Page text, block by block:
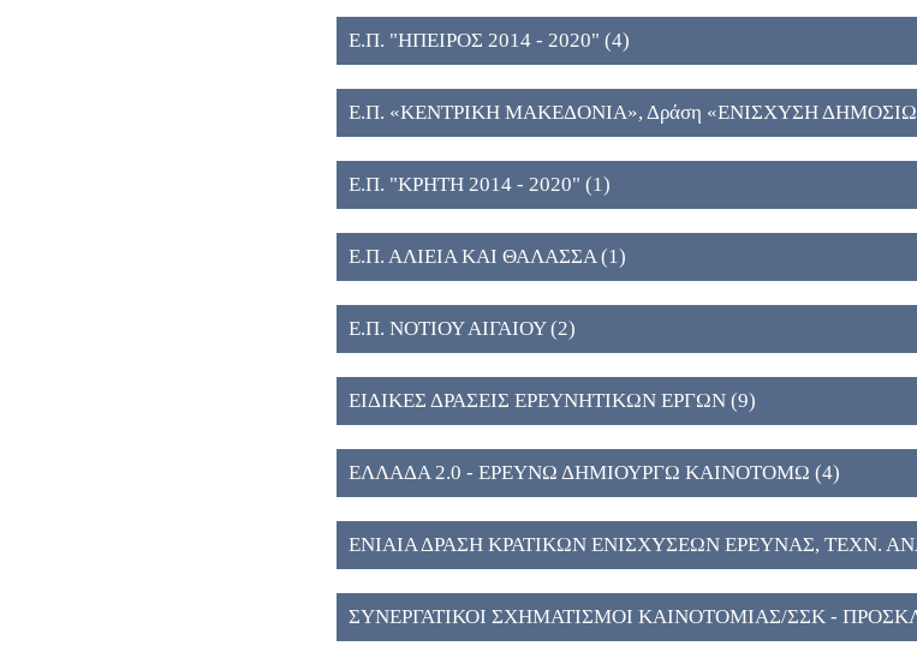
Ε.Π. "ΗΠΕΙΡΟΣ 2014 - 2020" (4)
Ε.Π. «ΚΕΝΤΡΙΚΗ ΜΑΚΕΔΟΝΙΑ», Δράση «ΕΝΙΣΧΥΣΗ
Ε.Π. "ΚΡΗΤΗ 2014 - 2020" (1)
Ε.Π. ΑΛΙΕΙΑ ΚΑΙ ΘΑΛΑΣΣΑ (1)
Ε.Π. ΝΟΤΙΟΥ ΑΙΓΑΙΟΥ (2)
ΕΙΔΙΚΕΣ ΔΡΑΣΕΙΣ ΕΡΕΥΝΗΤΙΚΩΝ ΕΡΓΩΝ (9)
ΕΛΛΑΔΑ 2.0 - ΕΡΕΥΝΩ ΔΗΜΙΟΥΡΓΩ ΚΑΙΝΟΤΟΜΩ (4)
ΕΝΙΑΙΑ ΔΡΑΣΗ ΚΡΑΤΙΚΩΝ ΕΝΙΣΧΥΣΕΩΝ ΕΡΕΥΝΑΣ, ΤΕΧΝ.
ΣΥΝΕΡΓΑΤΙΚΟΙ ΣΧΗΜΑΤΙΣΜΟΙ ΚΑΙΝΟΤΟΜΙΑΣ/ΣΣΚ -